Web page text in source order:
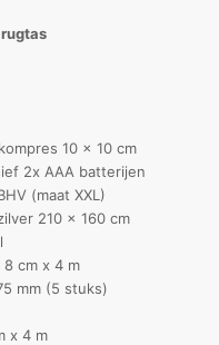
10 x 10 cm
2x AAA batterijen
(maat XXL)
210 x 160 cm
cm x 4 m
mm (5 stuks)
x 4 m